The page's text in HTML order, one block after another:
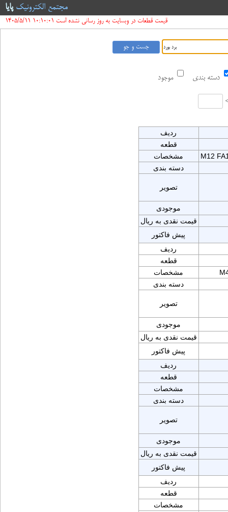
مجتمع الکترونیکپایا
قیمت قطعات در وبسایت به روز رسانی نشده است 10:10:01 1405/5/11
موجود دسته بندی
ردیف
قطعه
مشخصات
M12
دسته بندی
تصویر
موجودی
قیمت نقدی به ریال
پیش فاکتور
ردیف
قطعه
مشخصات
دسته بندی
تصویر
موجودی
قیمت نقدی به ریال
پیش فاکتور
ردیف
قطعه
مشخصات
دسته بندی
تصویر
موجودی
قیمت نقدی به ریال
پیش فاکتور
ردیف
قطعه
مشخصات